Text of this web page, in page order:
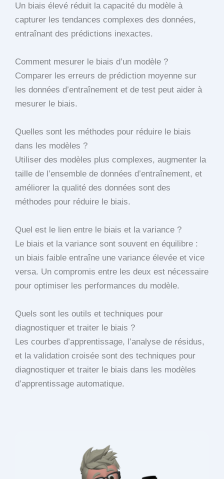
Un biais élevé réduit la capacité du modèle à
capturer les tendances complexes des données,
entraînant des prédictions inexactes.
Comment mesurer le biais d’un modèle ?
Comparer les erreurs de prédiction moyenne sur
les données d’entraînement et de test peut aider à
mesurer le biais.
Quelles sont les méthodes pour réduire le biais
dans les modèles ?
Utiliser des modèles plus complexes, augmenter la
taille de l’ensemble de données d’entraînement, et
améliorer la qualité des données sont des
méthodes pour réduire le biais.
Quel est le lien entre le biais et la variance ?
Le biais et la variance sont souvent en équilibre :
un biais faible entraîne une variance élevée et vice
versa. Un compromis entre les deux est nécessaire
pour optimiser les performances du modèle.
Quels sont les outils et techniques pour
diagnostiquer et traiter le biais ?
Les courbes d’apprentissage, l’analyse de résidus,
et la validation croisée sont des techniques pour
diagnostiquer et traiter le biais dans les modèles
d’apprentissage automatique.